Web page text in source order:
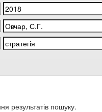
результатів пошуку.